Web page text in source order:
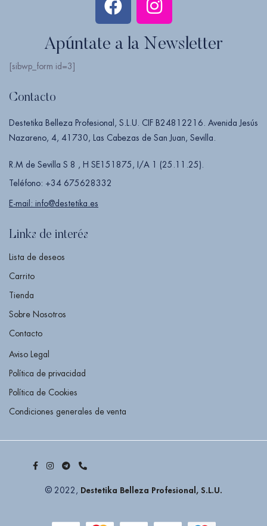
Apúntate a la Newsletter
[sibwp_form id=3]
Contacto
Destetika Belleza Profesional, S.L.U. CIF B24812216. Avenida Jesús
Nazareno, 4, 41730, Las Cabezas de San Juan, Sevilla.
R.M de Sevilla S 8 , H SE151875, I/A 1 (25.11.25).
Teléfono: +34 675628332
E-mail: info@destetika.es
Links de interés
Lista de deseos
Carrito
Tienda
Sobre Nosotros
Contacto
Aviso Legal
Política de privacidad
Política de Cookies
Condiciones generales de venta
© 2022, Destetika Belleza Profesional, S.L.U.